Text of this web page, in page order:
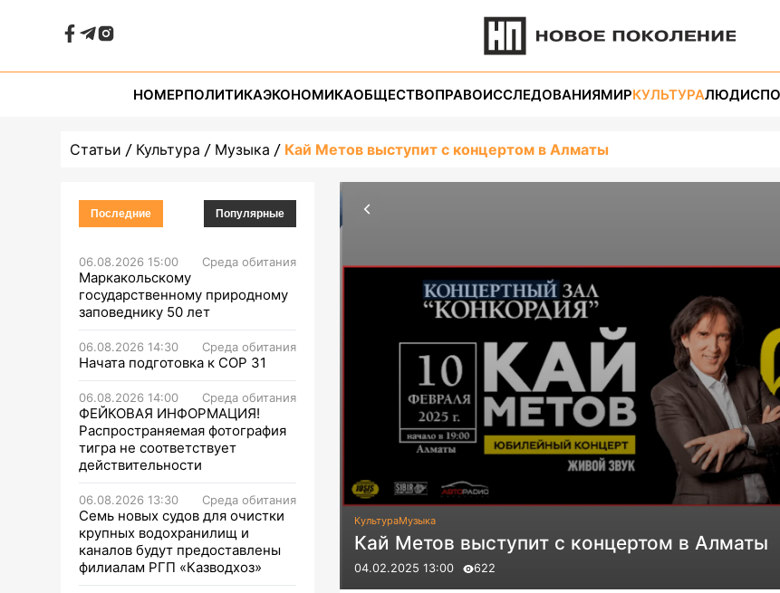
НОМЕРПОЛИТИКАЭКОНОМИКАОБЩЕСТВОПРАВОИССЛЕДОВАНИЯМИРКУЛЬТУРАЛЮДИ
Статьи Культура Музыка Кай Метов выступит с концертом в Алматы
Последние Популярные
06.08.2026 15:00 Среда обитания
Маркакольскому
государственному природному
заповеднику 50 лет
06.08.2026 14:30 Среда обитания
Начата подготовка к СОР 31
06.08.2026 14:00 Среда обитания
ФЕЙКОВАЯ ИНФОРМАЦИЯ!
Распространяемая фотография
тигра не соответствует
действительности
06.08.2026 13:30 Среда обитания
Семь новых судов для очистки
крупных водохранилищ и
каналов будут предоставлены
филиалам РГП «Казводхоз»
КультураМузыка
Кай Метов выступит с концертом в Алматы
04.02.2025 13:00 622